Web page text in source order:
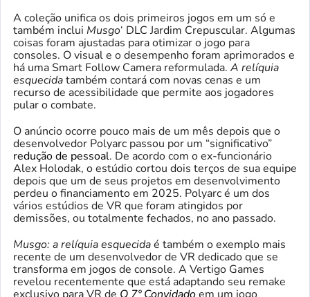
A coleção unifica os dois primeiros jogos em um só e
também inclui Musgo‘ DLC Jardim Crepuscular. Algumas
coisas foram ajustadas para otimizar o jogo para
consoles. O visual e o desempenho foram aprimorados e
há uma Smart Follow Camera reformulada. A relíquia
esquecidatambém contará com novas cenas e um
recurso de acessibilidade que permite aos jogadores
pular o combate.
O anúncio ocorre pouco mais de um mês depois que o
desenvolvedor Polyarc passou por um “significativo”
redução de pessoal. De acordo com o ex-funcionário
Alex Holodak, o estúdio cortou dois terços de sua equipe
depois que um de seus projetos em desenvolvimento
perdeu o financiamento em 2025. Polyarc é um dos
vários estúdios de VR que foram atingidos por
demissões, ou totalmente fechados, no ano passado.
Musgo: a relíquia esquecidaé também o exemplo mais
recente de um desenvolvedor de VR dedicado que se
transforma em jogos de console. A Vertigo Games
revelou recentemente que está adaptando seu remake